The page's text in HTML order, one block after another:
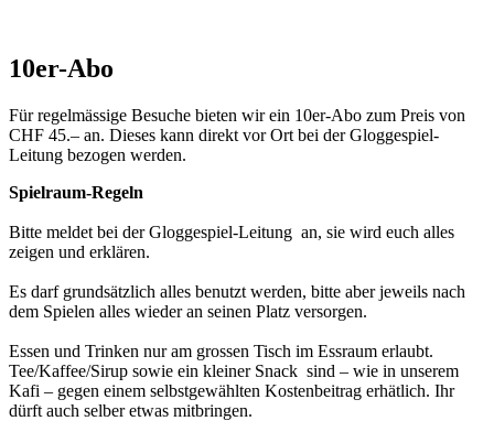
10er-Abo
Für regelmässige Besuche bieten wir ein 10er-Abo zum Preis von
CHF 45.– an. Dieses kann direkt vor Ort bei der Gloggespiel-
Leitung bezogen werden.
Spielraum-Regeln
Bitte meldet bei der Gloggespiel-Leitung an, sie wird euch alles
zeigen und erklären.
Es darf grundsätzlich alles benutzt werden, bitte aber jeweils nach
dem Spielen alles wieder an seinen Platz versorgen.
Essen und Trinken nur am grossen Tisch im Essraum erlaubt.
Tee/Kaffee/Sirup sowie ein kleiner Snack sind – wie in unserem
Kafi – gegen einem selbstgewählten Kostenbeitrag erhätlich. Ihr
dürft auch selber etwas mitbringen.